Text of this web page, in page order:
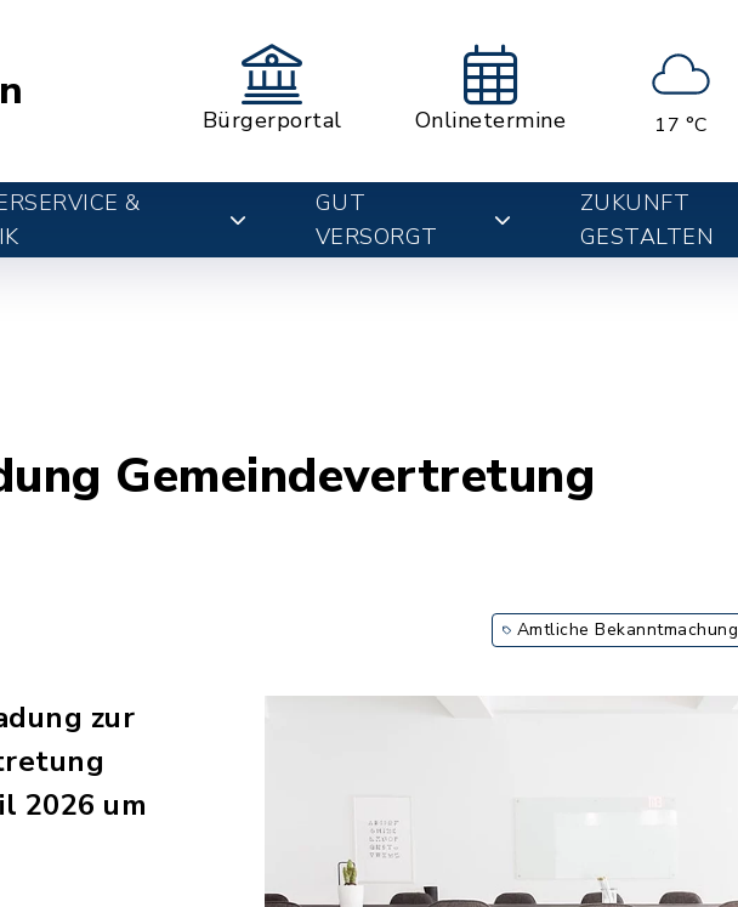
Bürgerportal Onlinetermine 17 °C
&
GUT
VERSORGT
ZUKUNFT
GESTALTEN
Gemeindevertretung
Amtliche Bekanntmachung
zur
2026 um